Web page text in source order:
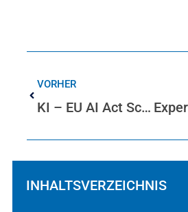
VORHER
KI – EU AI Act Schulung
INHALTSVERZEICHNIS